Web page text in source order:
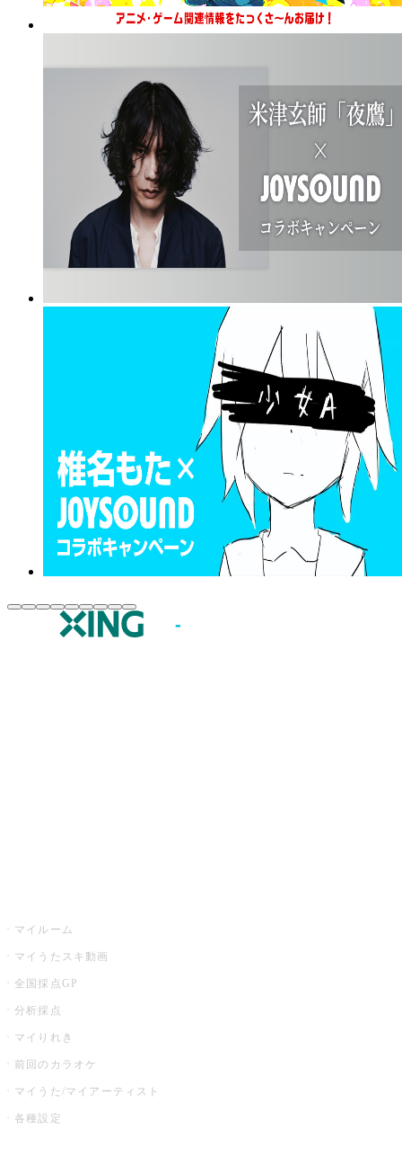
マイルーム
マイうたスキ動画
全国採点GP
分析採点
マイりれき
前回のカラオケ
マイうた/マイアーティスト
各種設定